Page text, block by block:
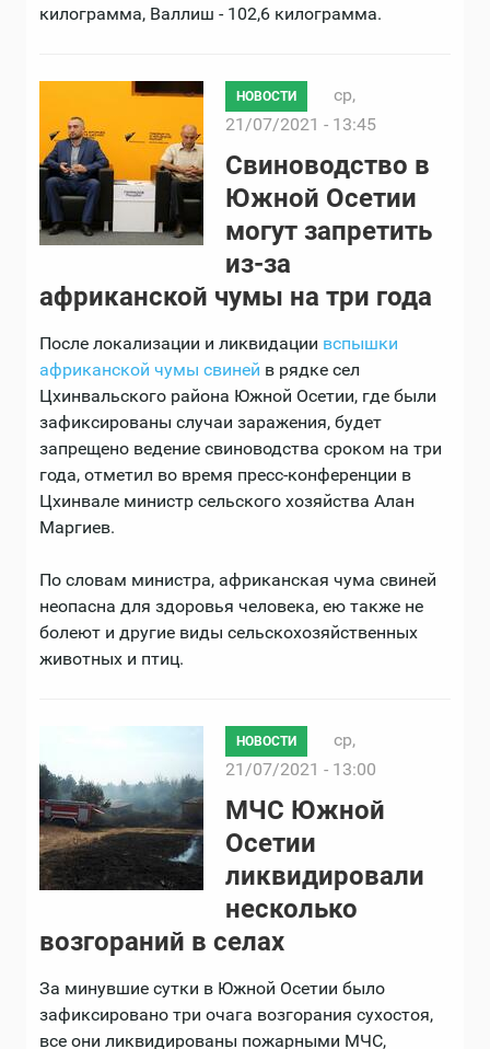
килограмма, Валлиш - 102,6 килограмма.
НОВОСТИ
ср,
21/07/2021 - 13:45
Свиноводство в
Южной Осетии
могут запретить
из-за
африканской чумы на три года
После локализации и ликвидации вспышки
африканской чумы свиней в рядке сел
Цхинвальского района Южной Осетии, где были
зафиксированы случаи заражения, будет
запрещено ведение свиноводства сроком на три
года, отметил во время пресс-конференции в
Цхинвале министр сельского хозяйства Алан
Маргиев.
По словам министра, африканская чума свиней
неопасна для здоровья человека, ею также не
болеют и другие виды сельскохозяйственных
животных и птиц.
НОВОСТИ
ср,
21/07/2021 - 13:00
МЧС Южной
Осетии
ликвидировали
несколько
возгораний в селах
За минувшие сутки в Южной Осетии было
зафиксировано три очага возгорания сухостоя,
все они ликвидированы пожарными МЧС,